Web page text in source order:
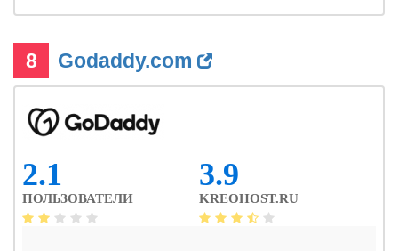
8 Godaddy.com
2.1
ПОЛЬЗОВАТЕЛИ
3.9
KREOHOST.RU